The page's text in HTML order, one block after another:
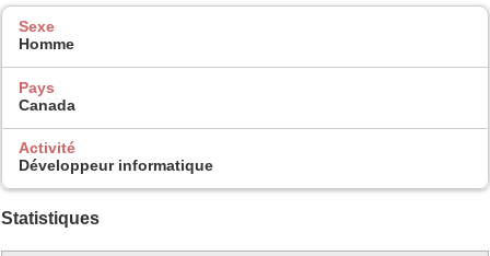
Sexe
Homme
Pays
Canada
Activité
Développeur informatique
Statistiques